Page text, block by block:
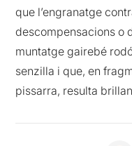
que l’engranatge
descompensacions o
muntatge gairebé
senzilla i que, en
pissarra, resulta